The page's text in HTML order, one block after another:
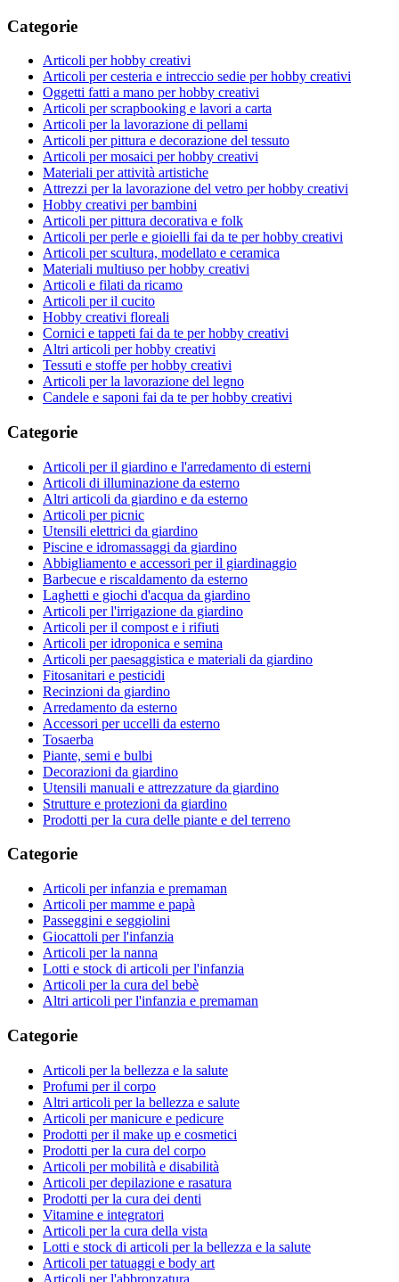
Categorie
Articoli per hobby creativi
Articoli per cesteria e intreccio sedie per hobby creativi
Oggetti fatti a mano per hobby creativi
Articoli per scrapbooking e lavori a carta
Articoli per la lavorazione di pellami
Articoli per pittura e decorazione del tessuto
Articoli per mosaici per hobby creativi
Materiali per attività artistiche
Attrezzi per la lavorazione del vetro per hobby creativi
Hobby creativi per bambini
Articoli per pittura decorativa e folk
Articoli per perle e gioielli fai da te per hobby creativi
Articoli per scultura, modellato e ceramica
Materiali multiuso per hobby creativi
Articoli e filati da ricamo
Articoli per il cucito
Hobby creativi floreali
Cornici e tappeti fai da te per hobby creativi
Altri articoli per hobby creativi
Tessuti e stoffe per hobby creativi
Articoli per la lavorazione del legno
Candele e saponi fai da te per hobby creativi
Categorie
Articoli per il giardino e l'arredamento di esterni
Articoli di illuminazione da esterno
Altri articoli da giardino e da esterno
Articoli per picnic
Utensili elettrici da giardino
Piscine e idromassaggi da giardino
Abbigliamento e accessori per il giardinaggio
Barbecue e riscaldamento da esterno
Laghetti e giochi d'acqua da giardino
Articoli per l'irrigazione da giardino
Articoli per il compost e i rifiuti
Articoli per idroponica e semina
Articoli per paesaggistica e materiali da giardino
Fitosanitari e pesticidi
Recinzioni da giardino
Arredamento da esterno
Accessori per uccelli da esterno
Tosaerba
Piante, semi e bulbi
Decorazioni da giardino
Utensili manuali e attrezzature da giardino
Strutture e protezioni da giardino
Prodotti per la cura delle piante e del terreno
Categorie
Articoli per infanzia e premaman
Articoli per mamme e papà
Passeggini e seggiolini
Giocattoli per l'infanzia
Articoli per la nanna
Lotti e stock di articoli per l'infanzia
Articoli per la cura del bebè
Altri articoli per l'infanzia e premaman
Categorie
Articoli per la bellezza e la salute
Profumi per il corpo
Altri articoli per la bellezza e salute
Articoli per manicure e pedicure
Prodotti per il make up e cosmetici
Prodotti per la cura del corpo
Articoli per mobilità e disabilità
Articoli per depilazione e rasatura
Prodotti per la cura dei denti
Vitamine e integratori
Articoli per la cura della vista
Lotti e stock di articoli per la bellezza e la salute
Articoli per tatuaggi e body art
Articoli per l'abbronzatura